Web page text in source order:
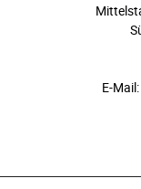
E-